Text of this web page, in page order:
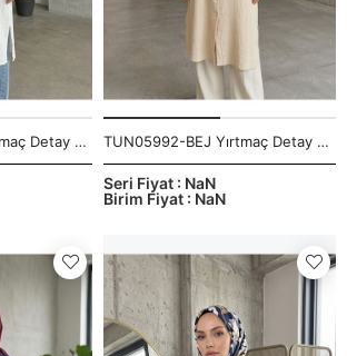
TUN05992-EKR Yırtmaç Detay Uzun Tunik-Ekru TUN05992-BEJ Yırtmaç Detay Uzun Tunik-Bej
Birim Fiyat : NaN
Seri Fiyat : NaN